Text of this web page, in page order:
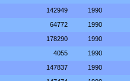
142949 1990
64772 1990
178290 1990
4055 1990
147837 1990